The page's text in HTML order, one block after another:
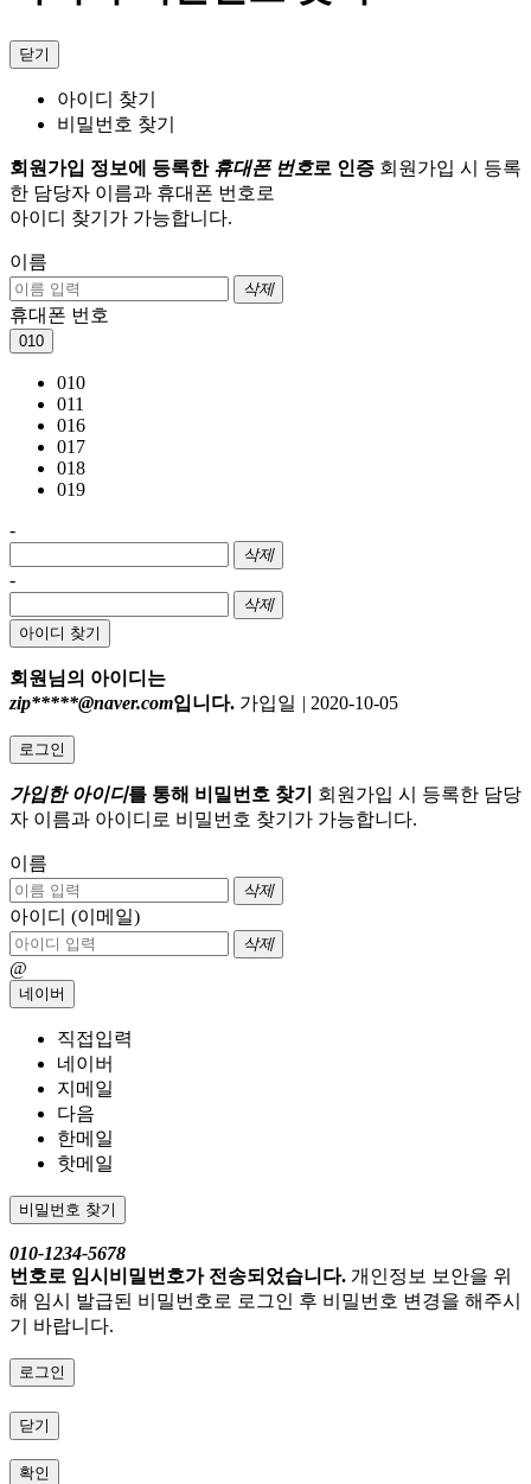
닫기
아이디 찾기
비밀번호 찾기
회원가입 정보에 등록한 휴대폰 번호로 인증 회원가입 시 등록
한 담당자 이름과 휴대폰 번호로
아이디 찾기가 가능합니다.
이름
삭제
휴대폰 번호
010
010
011
016
017
018
019
-
삭제
-
삭제
아이디 찾기
회원님의 아이디는
zip*****@naver.com입니다. 가입일 | 2020-10-05
로그인
가입한 아이디를 통해 비밀번호 찾기
회원가입 시 등록한 담당
자 이름과 아이디로 비밀번호 찾기가 가능합니다.
이름
삭제
아이디 (이메일)
삭제
@
네이버
직접입력
네이버
지메일
다음
한메일
핫메일
비밀번호 찾기
010-1234-5678
번호로 임시비밀번호가 전송되었습니다. 개인정보 보안을 위
해 임시 발급된 비밀번호로 로그인 후 비밀번호 변경을 해주시
기 바랍니다.
로그인
닫기
확인